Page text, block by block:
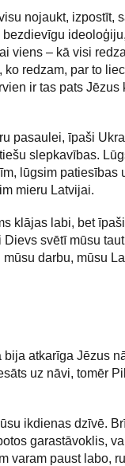
nojaukt, izpostīt,
viens – kā visi
redzam, par to
ir tas pats Jēzus
pasaulei, īpaši
slepkavības.
lūgsim patiesības
mieru Latvijai.
klājas labi, bet
svētī mūsu
darbu, mūsu
atkarīga Jēzus
uz nāvi, tomēr
ikdienas dzīvē.
garastāvoklis,
varam paust labo,